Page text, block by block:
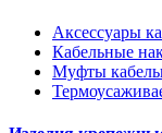
Аксессуары
Кабельные
Муфты